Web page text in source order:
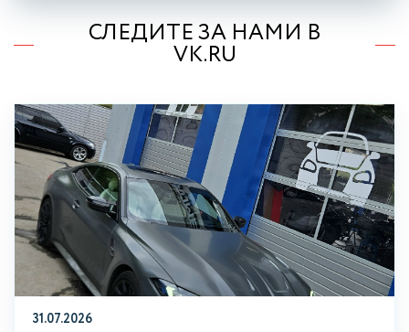
СЛЕДИТЕ ЗА НАМИ В
VK.RU
31.07.2026